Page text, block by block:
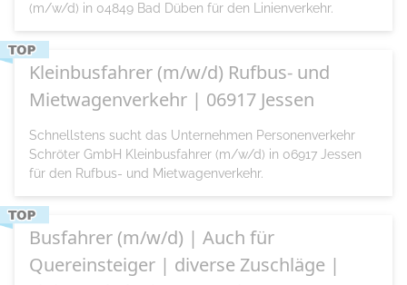
(m/w/d) in 04849 Bad Düben für den Linienverkehr.
Kleinbusfahrer (m/w/d) Rufbus- und
Mietwagenverkehr | 06917 Jessen
Schnellstens sucht das Unternehmen Personenverkehr
Schröter GmbH Kleinbusfahrer (m/w/d) in 06917 Jessen
für den Rufbus- und Mietwagenverkehr.
Busfahrer (m/w/d) | Auch für
Quereinsteiger | diverse Zuschläge |